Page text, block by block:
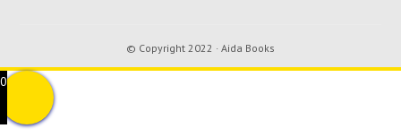
© Copyright 2022 · Aida Books
0